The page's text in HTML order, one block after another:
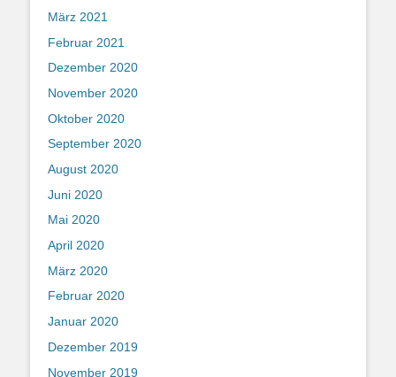
März 2021
Februar 2021
Dezember 2020
November 2020
Oktober 2020
September 2020
August 2020
Juni 2020
Mai 2020
April 2020
März 2020
Februar 2020
Januar 2020
Dezember 2019
November 2019